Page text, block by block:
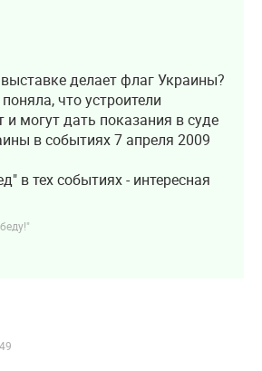
делает флаг Украины?
что устроители
могут дать показания в суде
в событиях 7 апреля 2009
в тех событиях - интересная